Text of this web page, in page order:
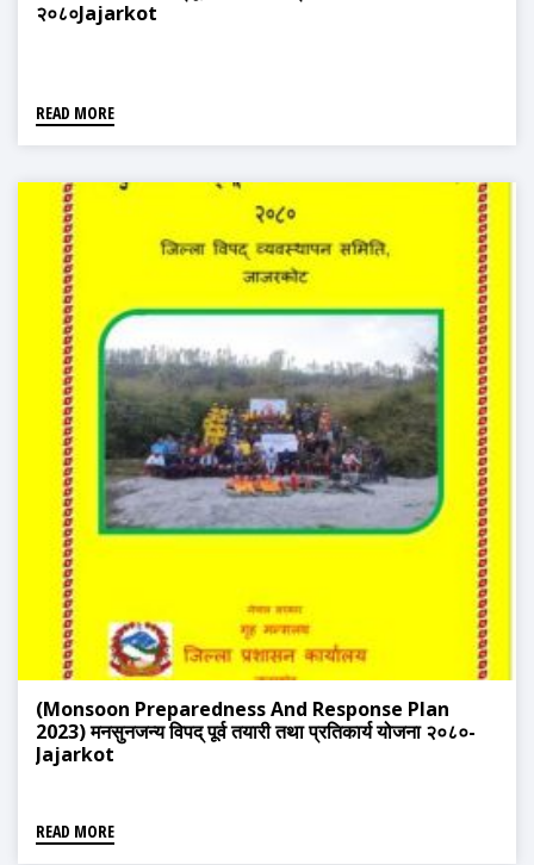
२०८०Jajarkot
READ MORE
(Monsoon Preparedness And Response Plan
2023) मनसुनजन्य विपद् पूर्व तयारी तथा प्रतिकार्य योजना २०८०-
Jajarkot
READ MORE